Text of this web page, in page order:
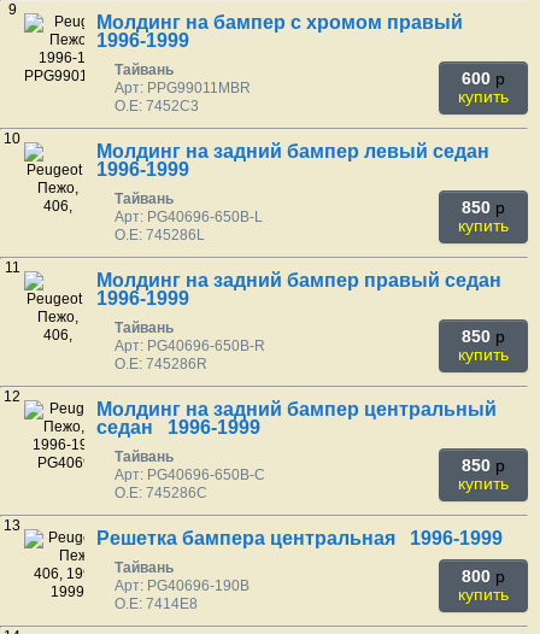
9
Молдинг на бампер с хромом правый
1996-1999
Тайвань
Арт: PPG99011MBR
O.E: 7452C3
600 p
купить
10
Молдинг на задний бампер левый седан
1996-1999
Тайвань
Арт: PG40696-650B-L
O.E: 745286L
850 p
купить
11
Молдинг на задний бампер правый седан
1996-1999
Тайвань
Арт: PG40696-650B-R
O.E: 745286R
850 p
купить
12
Молдинг на задний бампер центральный
седан 1996-1999
Тайвань
Арт: PG40696-650B-C
O.E: 745286C
850 p
купить
13
Решетка бампера центральная 1996-1999
Тайвань
Арт: PG40696-190B
O.E: 7414E8
800 p
купить